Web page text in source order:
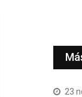
23